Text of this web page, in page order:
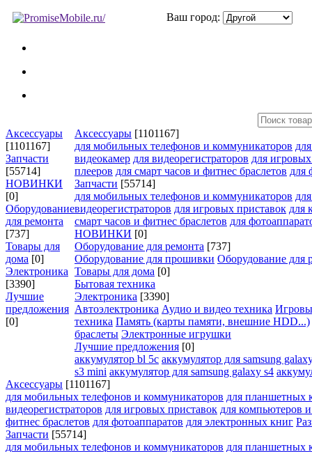
Ваш город:
Аксессуары
[1101167]
Запчасти
[55714]
НОВИНКИ
[0]
Оборудование
для ремонта
[737]
Товары для
дома [0]
Электроника
[3390]
Лучшие
предложения
[0]
Аксессуары [1101167]
для мобильных телефонов и коммуникаторов
видеокамер для видеорегистраторов для
плееров для смарт часов и фитнес браслетов для
Запчасти [55714]
для мобильных телефонов и коммуникаторов
видеорегистраторов для игровых приставок для
смарт часов и фитнес браслетов для
НОВИНКИ [0]
Оборудование для ремонта [737]
Оборудование для прошивки Оборудование для
Товары для дома [0]
Бытовая техника
Электроника [3390]
Автоэлектроника Аудио и видео техника
техника Память (карты памяти, внешние HDD...)
браслеты Электронные игрушки
Лучшие предложения [0]
аккумулятор bl 5c аккумулятор для samsung
s3 mini аккумулятор для samsung galaxy s4
Аксессуары [1101167]
для мобильных телефонов и коммуникаторов для планшетных
видеорегистраторов для игровых приставок для компьютеров
фитнес браслетов для фотоаппаратов для электронных книг
Запчасти [55714]
для мобильных телефонов и коммуникаторов для планшетных